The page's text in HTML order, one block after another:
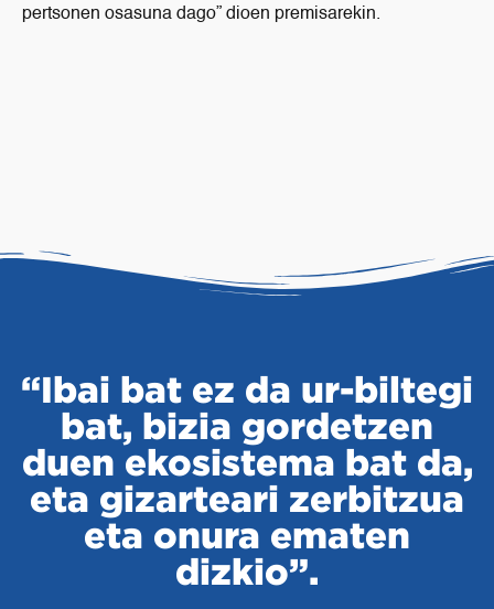
pertsonen osasuna dago” dioen premisarekin.
“Ibai bat ez da ur-biltegi
bat, bizia gordetzen
duen ekosistema bat da,
eta gizarteari zerbitzua
eta onura ematen
dizkio”.